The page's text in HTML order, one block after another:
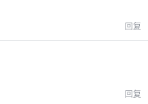
回复
回复